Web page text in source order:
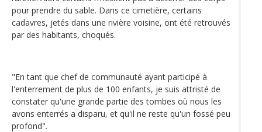
pour prendre du sable. Dans ce cimetière, certains
cadavres, jetés dans une rivière voisine, ont été retrouvés
par des habitants, choqués.
"En tant que chef de communauté ayant participé à
l'enterrement de plus de 100 enfants, je suis attristé de
constater qu'une grande partie des tombes où nous les
avons enterrés a disparu, et qu'il ne reste qu'un fossé peu
profond".